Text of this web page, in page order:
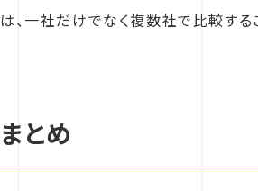
は、一社だけでなく複数社で比較する
まとめ